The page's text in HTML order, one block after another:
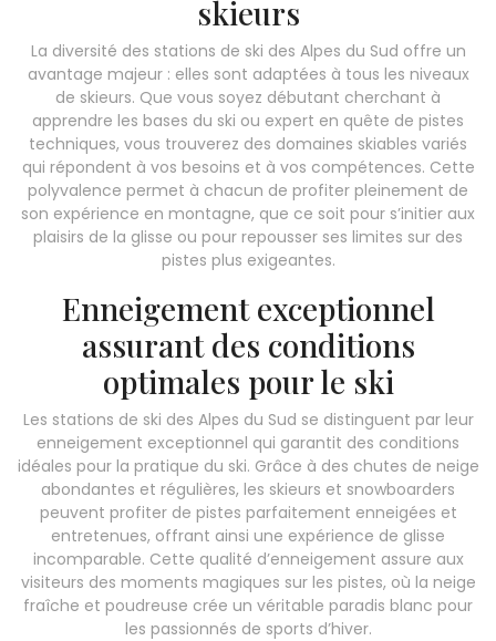
skieurs
La diversité des stations de ski des Alpes du Sud offre un
avantage majeur : elles sont adaptées à tous les niveaux
de skieurs. Que vous soyez débutant cherchant à
apprendre les bases du ski ou expert en quête de pistes
techniques, vous trouverez des domaines skiables variés
qui répondent à vos besoins et à vos compétences. Cette
polyvalence permet à chacun de profiter pleinement de
son expérience en montagne, que ce soit pour s’initier aux
plaisirs de la glisse ou pour repousser ses limites sur des
pistes plus exigeantes.
Enneigement exceptionnel
assurant des conditions
optimales pour le ski
Les stations de ski des Alpes du Sud se distinguent par leur
enneigement exceptionnel qui garantit des conditions
idéales pour la pratique du ski. Grâce à des chutes de neige
abondantes et régulières, les skieurs et snowboarders
peuvent profiter de pistes parfaitement enneigées et
entretenues, offrant ainsi une expérience de glisse
incomparable. Cette qualité d’enneigement assure aux
visiteurs des moments magiques sur les pistes, où la neige
fraîche et poudreuse crée un véritable paradis blanc pour
les passionnés de sports d’hiver.